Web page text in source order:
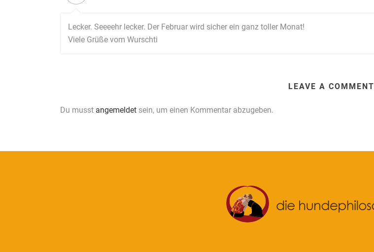
Lecker. Seeeehr lecker. Der Februar wird sicher ein ganz toller Monat!
Viele Grüße vom Wurschti
LEAVE A COMMENT
Du musst angemeldet sein, um einen Kommentar abzugeben.